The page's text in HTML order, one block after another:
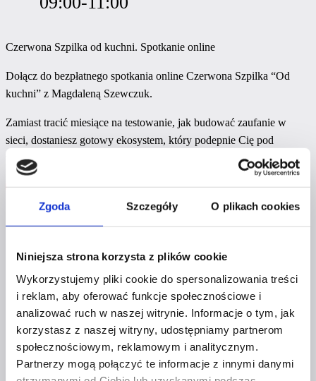
Zgoda Szczegóły O plikach cookies
Niniejsza strona korzysta z plików cookie
Wykorzystujemy pliki cookie do spersonalizowania treści
i reklam, aby oferować funkcje społecznościowe i
analizować ruch w naszej witrynie. Informacje o tym, jak
korzystasz z naszej witryny, udostępniamy partnerom
społecznościowym, reklamowym i analitycznym.
Partnerzy mogą połączyć te informacje z innymi danymi
Czerwona Szpilka od kuchni. Spotkanie online
Dołącz do bezpłatnego spotkania online Czerwona Szpilka “Od
kuchni” z Magdaleną Szewczuk.
Zamiast tracić miesiące na testowanie, jak budować zaufanie w
sieci, dostaniesz gotowy ekosystem, który podepnie Cię pod
wypracowaną już renomę marki Czerwona Szpilka.
Kup bilet Więcej informacji
Wrocław
10.09.2026
10:30-14:30
Śniadanie Networkingowe + Warsztaty z Natalią